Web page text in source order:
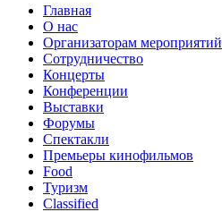
Skip
content
Главная
О нас
Организаторам мероприятий
Сотрудничество
Концерты
Конференции
Выставки
Форумы
Спектакли
Премьеры кинофильмов
Food
Туризм
Сlassified